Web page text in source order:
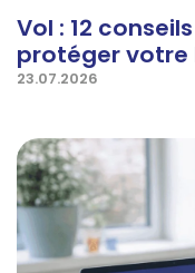
Vol : 12
protéger
23.07.2026